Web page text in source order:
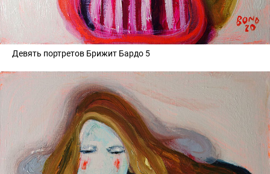
Девять портретов Брижит Бардо 5